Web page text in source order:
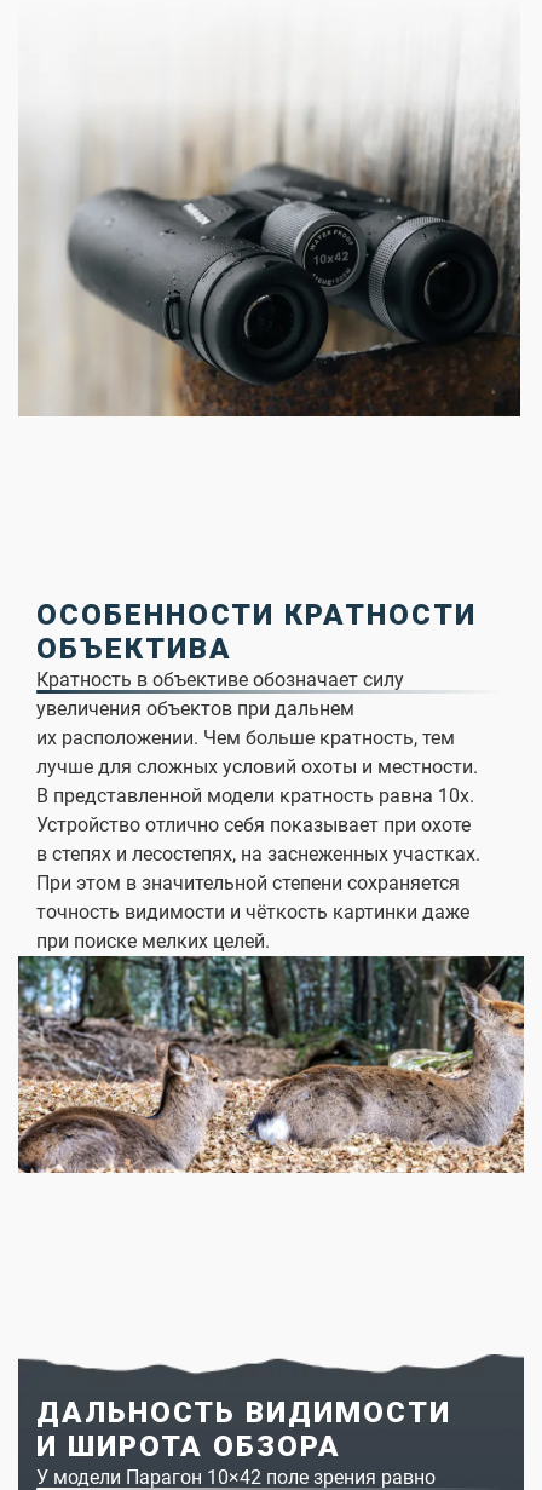
ОСОБЕННОСТИ КРАТНОСТИ
ОБЪЕКТИВА
Кратность в объективе обозначает силу
увеличения объектов при дальнем
их расположении. Чем больше кратность, тем
лучше для сложных условий охоты и местности.
В представленной модели кратность равна 10x.
Устройство отлично себя показывает при охоте
в степях и лесостепях, на заснеженных участках.
При этом в значительной степени сохраняется
точность видимости и чёткость картинки даже
при поиске мелких целей.
ДАЛЬНОСТЬ ВИДИМОСТИ
И ШИРОТА ОБЗОРА
У модели Парагон 10×42 поле зрения равно